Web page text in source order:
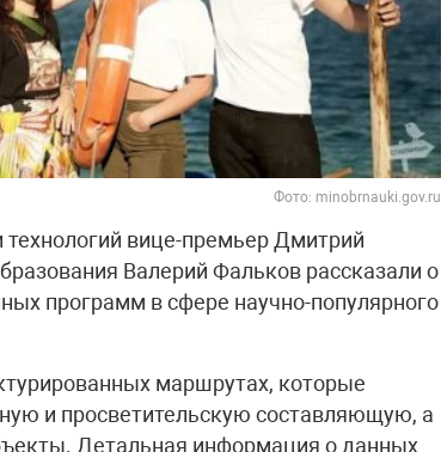
Фото: minobrnauki.gov.ru
вице-премьер Дмитрий
Валерий Фальков рассказали о
программ в сфере научно-популярного
маршрутах, которые
и просветительскую составляющую, а
Детальная информация о данных